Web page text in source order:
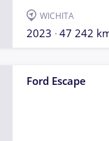
WICHITA
2023 47 242
Ford Escape